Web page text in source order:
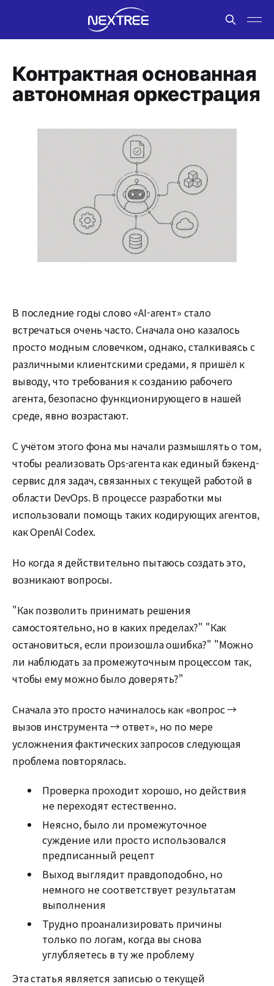
Контрактная основанная
автономная оркестрация
В последние годы слово «AI-агент» стало
встречаться очень часто. Сначала оно казалось
просто модным словечком, однако, сталкиваясь с
различными клиентскими средами, я пришёл к
выводу, что требования к созданию рабочего
агента, безопасно функционирующего в нашей
среде, явно возрастают.
С учётом этого фона мы начали размышлять о том,
чтобы реализовать Ops-агента как единый бэкенд-
сервис для задач, связанных с текущей работой в
области DevOps. В процессе разработки мы
использовали помощь таких кодирующих агентов,
как OpenAI Codex.
Но когда я действительно пытаюсь создать это,
возникают вопросы.
"Как позволить принимать решения
самостоятельно, но в каких пределах?" "Как
остановиться, если произошла ошибка?" "Можно
ли наблюдать за промежуточным процессом так,
чтобы ему можно было доверять?"
Сначала это просто начиналось как «вопрос →
вызов инструмента → ответ», но по мере
усложнения фактических запросов следующая
проблема повторялась.
Проверка проходит хорошо, но действия
не переходят естественно.
Неясно, было ли промежуточное
суждение или просто использовался
предписанный рецепт
Выход выглядит правдоподобно, но
немного не соответствует результатам
выполнения
Трудно проанализировать причины
только по логам, когда вы снова
углубляетесь в ту же проблему
Эта статья является записью о текущей